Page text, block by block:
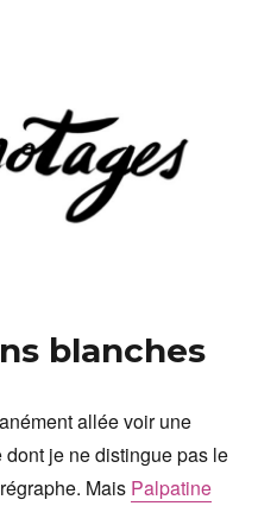
blanches
allée voir une
je ne distingue pas le
Mais Palpatine